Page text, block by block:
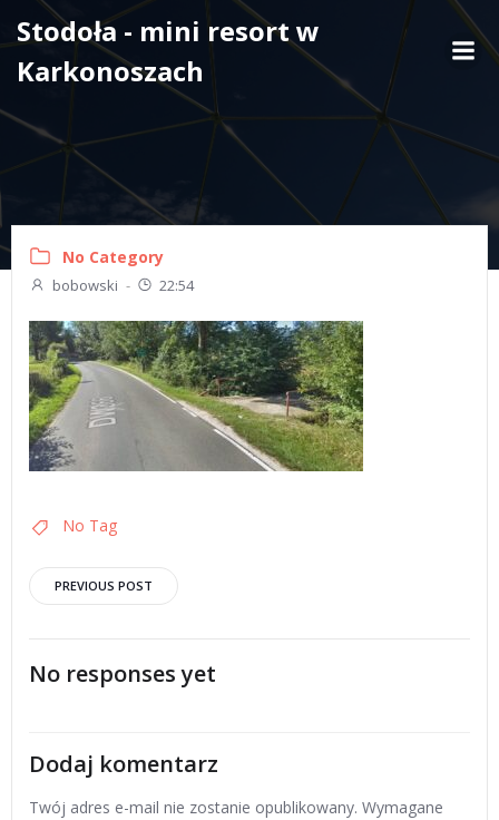
Skip
to
content
Stodoła - mini resort w
Karkonoszach
No Category
bobowski - 22:54
No Tag
Post
navigation
PREVIOUS POST
No responses yet
Dodaj komentarz
Twój adres e-mail nie zostanie opublikowany. Wymagane